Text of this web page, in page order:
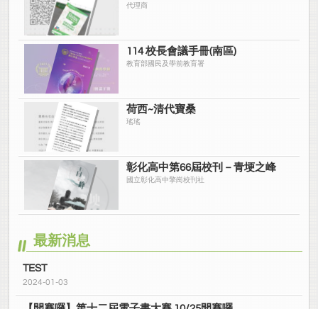
代理商
114 校長會議手冊(南區)
教育部國民及學前教育署
荷西~清代寶桑
瑤瑤
彰化高中第66屆校刊－青埂之峰
國立彰化高中擎崗校刊社
最新消息
TEST
2024-01-03